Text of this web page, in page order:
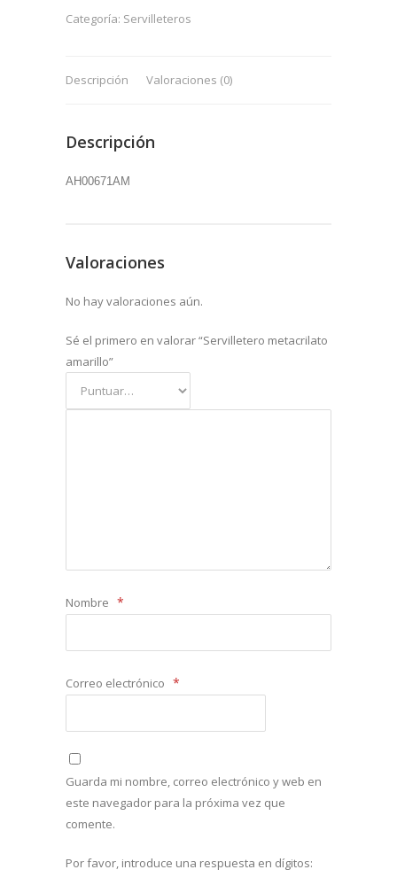
cantidad
Categoría: Servilleteros
Descripción Valoraciones (0)
Descripción
AH00671AM
Valoraciones
No hay valoraciones aún.
Sé el primero en valorar “Servilletero metacrilato
amarillo”
Nombre *
Correo electrónico *
Guarda mi nombre, correo electrónico y web en
este navegador para la próxima vez que
comente.
Por favor, introduce una respuesta en dígitos: